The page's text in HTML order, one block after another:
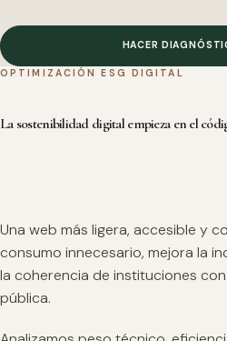
HACER
OPTIMIZACIÓN ESG DIGITAL
La sostenibilidad digital empieza en el
Una web más ligera, accesible y
consumo innecesario, mejora la
la coherencia de instituciones
pública.